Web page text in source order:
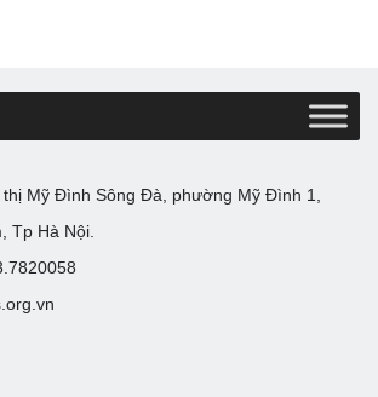
Mỹ Đình Sông Đà, phường Mỹ Đình 1,
Tp Hà Nội.